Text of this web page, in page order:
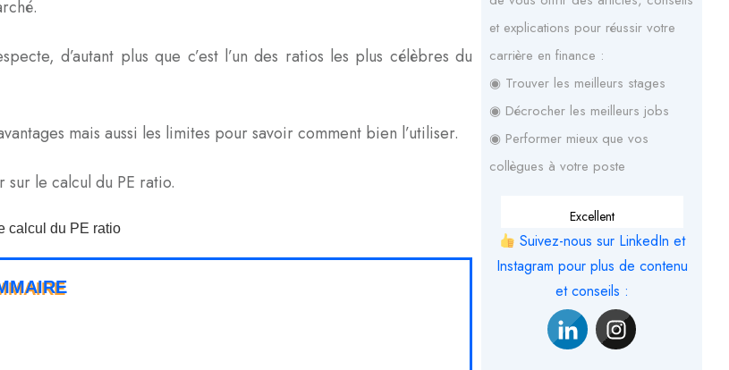
d’autant plus que c’est l’un des ratios les plus célèbres du
mais aussi les limites pour savoir comment bien l’utiliser.
le calcul du PE ratio.
et explications pour réussir votre
carrière en finance :
◉ Trouver les meilleurs stages
◉ Décrocher les meilleurs jobs
◉ Performer mieux que vos
collègues à votre poste
Excellent
Suivez-nous sur LinkedIn et
Instagram pour plus de contenu
et conseils :